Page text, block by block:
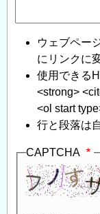
ウェブペー
にリンクに
使用できる
<strong>
<ol start
行と段落は
CAPTCHA